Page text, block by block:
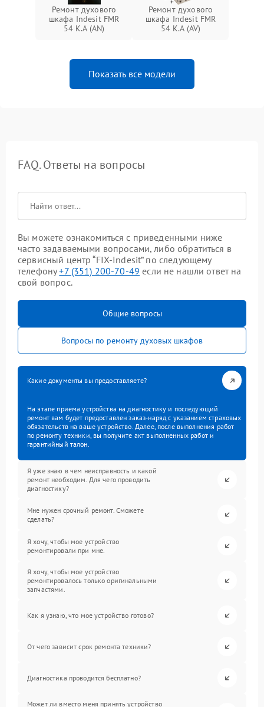
Ремонт духового
шкафа Indesit FMR
54 K.A (AN)
Ремонт духового
шкафа Indesit FMR
54 K.A (AV)
Показать все модели
FAQ. Ответы на вопросы
Вы можете ознакомиться с приведенными ниже
часто задаваемыми вопросами, либо обратиться в
сервисный центр “FIX-Indesit” по следующему
телефону+7 (351) 200-70-49 если не нашли ответ на
свой вопрос.
Общие вопросы
Вопросы по ремонту духовых шкафов
Какие документы вы предоставляете?
На этапе приема устройства на диагностику и последующий
ремонт вам будет предоставлен заказ-наряд с указанием страховых
обязательств на ваше устройство. Далее, после выполнения работ
по ремонту техники, вы получите акт выполненных работ и
гарантийный талон.
Я уже знаю в чем неисправность и какой
ремонт необходим. Для чего проводить
диагностику?
Мне нужен срочный ремонт. Сможете
сделать?
Я хочу, чтобы мое устройство
ремонтировали при мне.
Я хочу, чтобы мое устройство
ремонтировалось только оригинальными
запчастями.
Как я узнаю, что мое устройство готово?
От чего зависит срок ремонта техники?
Диагностика проводится бесплатно?
Может ли вместо меня принять устройство